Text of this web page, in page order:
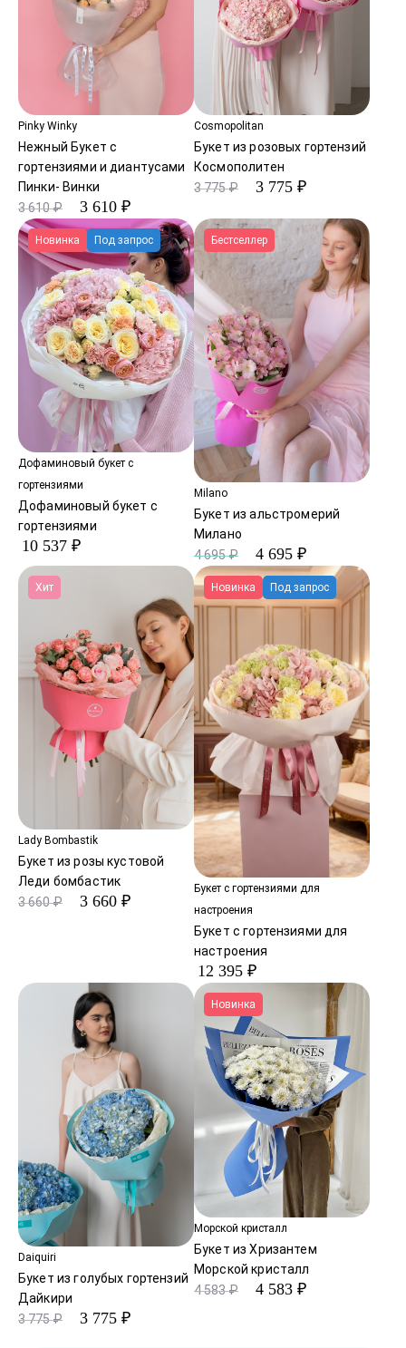
Pinky Winky
Нежный Букет с
гортензиями и диантусами
Пинки- Винки
3 610 ₽
3 610 ₽
Cosmopolitan
Букет из розовых гортензий
Космополитен
3 775 ₽
3 775 ₽
Новинка Под запрос
Дофаминовый букет с
гортензиями
Дофаминовый букет с
гортензиями
10 537 ₽
Бестселлер
Milano
Букет из альстромерий
Милано
4 695 ₽
4 695 ₽
Хит
Lady Bombastik
Букет из розы кустовой
Леди бомбастик
3 660 ₽
3 660 ₽
Новинка Под запрос
Букет с гортензиями для
настроения
Букет с гортензиями для
настроения
12 395 ₽
Daiquiri
Букет из голубых гортензий
Дайкири
3 775 ₽
3 775 ₽
Новинка
Морской кристалл
Букет из Хризантем
Морской кристалл
4 583 ₽
4 583 ₽